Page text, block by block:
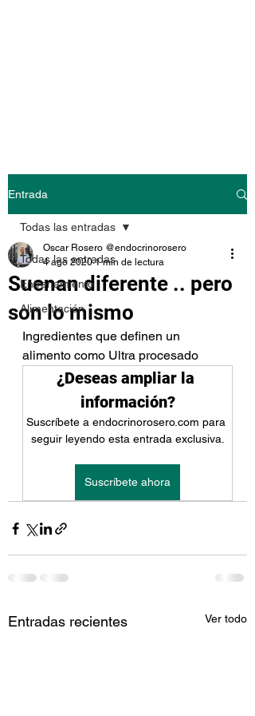
Entrada
Todas las entradas
Entrenamiento
Alimentación
Todas las entradas
Suenan diferente .. pero
son lo mismo
Oscar Rosero @endocrinorosero
4 ago 2020 1 min de lectura
Ingredientes que definen un
alimento como Ultra procesado
¿Deseas ampliar la
información?
Suscríbete a endocrinorosero.com para
seguir leyendo esta entrada exclusiva.
Suscríbete ahora
Entradas recientes Ver todo